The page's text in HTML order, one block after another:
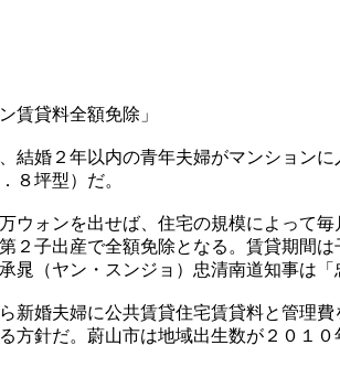
賃貸料全額免除」
結婚２年以内の青年夫婦がマンション
８坪型）だ。
ウォンを出せば、住宅の規模によって
２子出産で全額免除となる。賃貸期間
晁（ヤン・スンジョ）忠清南道知事は
新婚夫婦に公共賃貸住宅賃貸料と管理
方針だ。蔚山市は地域出生数が２０１